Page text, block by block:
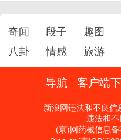
奇闻 段子 趣图
八卦
情感 旅游
导航 客户端
新浪网违法和不良
违法和
(京)网药械信息